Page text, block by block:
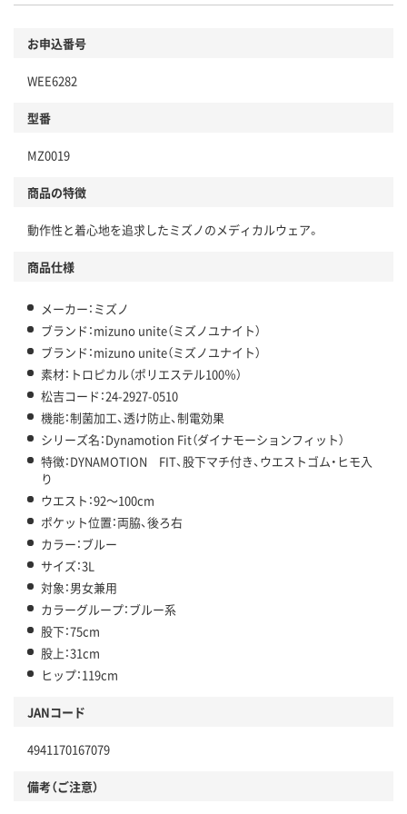
お申込番号
WEE6282
型番
MZ0019
商品の特徴
動作性と着心地を追求したミズノのメディカルウェア。
商品仕様
メーカー：ミズノ
ブランド：mizuno unite（ミズノユナイト）
ブランド：mizuno unite（ミズノユナイト）
素材：トロピカル（ポリエステル100％）
松吉コード：24-2927-0510
機能：制菌加工、透け防止、制電効果
シリーズ名：Dynamotion Fit（ダイナモーションフィット）
特徴：DYNAMOTION FIT、股下マチ付き、ウエストゴム・ヒモ入
り
ウエスト：92～100cm
ポケット位置：両脇、後ろ右
カラー：ブルー
サイズ：3L
対象：男女兼用
カラーグループ：ブルー系
股下：75cm
股上：31cm
ヒップ：119cm
JANコード
4941170167079
備考（ご注意）